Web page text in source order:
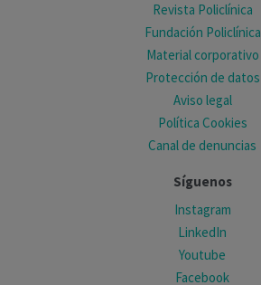
Revista Policlínica
Fundación Policlínica
Material corporativo
Protección de datos
Aviso legal
Política Cookies
Canal de denuncias
Síguenos
Instagram
LinkedIn
Youtube
Facebook